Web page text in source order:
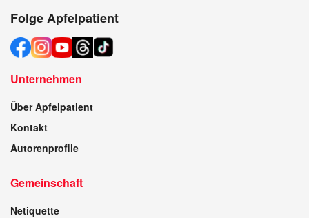
Folge Apfelpatient
Unternehmen
Über Apfelpatient
Kontakt
Autorenprofile
Gemeinschaft
Netiquette